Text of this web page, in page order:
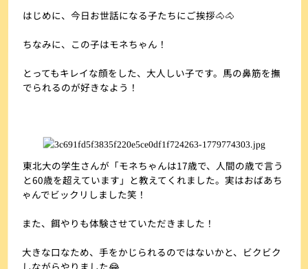
はじめに、今日お世話になる子たちにご挨拶🐴🐴
ちなみに、この子はモネちゃん！
とってもキレイな顔をした、大人しい子です。馬の鼻筋を撫
でられるのが好きなよう！
東北大の学生さんが「モネちゃんは17歳で、人間の歳で言う
と60歳を超えています」と教えてくれました。実はおばあち
ゃんでビックリしました笑！
また、餌やりも体験させていただきました！
大きな口なため、手をかじられるのではないかと、ビクビク
しながらやりました😂